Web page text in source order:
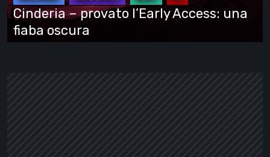
fiaba
oscura
Cinderia – provato l’Early Access: una
fiaba oscura